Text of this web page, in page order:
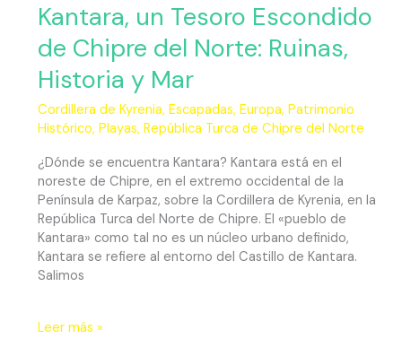
Kantara, un Tesoro Escondido
de Chipre del Norte: Ruinas,
Historia y Mar
Cordillera de Kyrenia, Escapadas, Europa, Patrimonio
Histórico, Playas, República Turca de Chipre del Norte
¿Dónde se encuentra Kantara? Kantara está en el
noreste de Chipre, en el extremo occidental de la
Península de Karpaz, sobre la Cordillera de Kyrenia, en la
República Turca del Norte de Chipre. El «pueblo de
Kantara» como tal no es un núcleo urbano definido,
Kantara se refiere al entorno del Castillo de Kantara.
Salimos
Leer más »